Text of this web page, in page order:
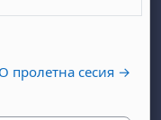
пролетна сесия →